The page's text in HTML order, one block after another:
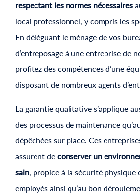
respectant les normes nécessaires
local professionnel, y compris les
En déléguant le ménage de vos
d’entreposage à une entreprise de
profitez des compétences d’une
disposant de nombreux agents
La garantie qualitative s’applique
des processus de maintenance
dépêchées sur place. Ces
assurent deconserver un
sain, propice à la sécurité physique
employés ainsi qu’au bon